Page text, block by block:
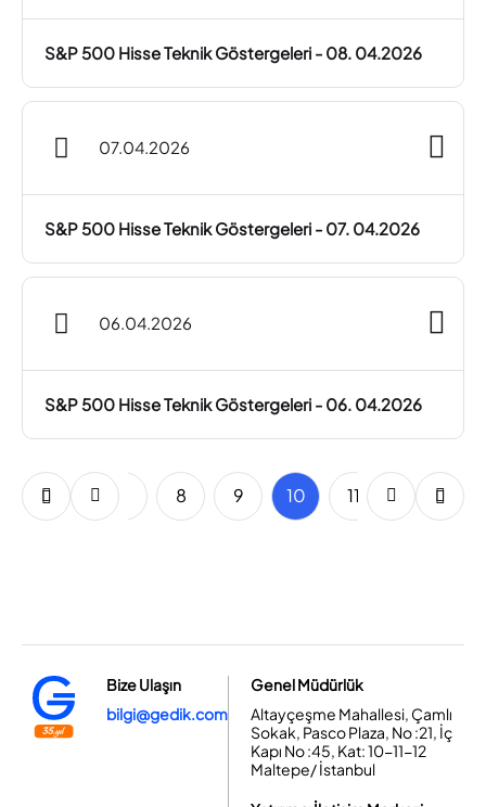
S&P 500 Hisse Teknik Göstergeleri - 08. 04.2026
07.04.2026
S&P 500 Hisse Teknik Göstergeleri - 07. 04.2026
06.04.2026
S&P 500 Hisse Teknik Göstergeleri - 06. 04.2026
6 7 8 9 10 11 12 13
Bize Ulaşın
bilgi@gedik.com
Genel Müdürlük
Altayçeşme Mahallesi, Çamlı
Sokak, Pasco Plaza, No :21, İç
Kapı No :45, Kat: 10-11-12
Maltepe/ İstanbul